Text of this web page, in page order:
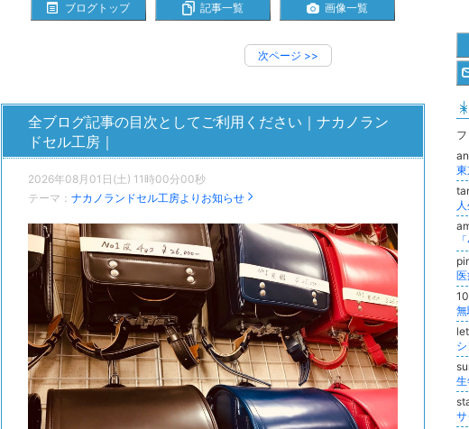
ブログトップ 記事一覧 画像一覧
次ページ >>
全ブログ記事の目次としてご利用ください｜ナカノラン
ドセル工房｜
2026年08月01日(土) 11時00分00秒
テーマ： ナカノランドセル工房よりお知らせ